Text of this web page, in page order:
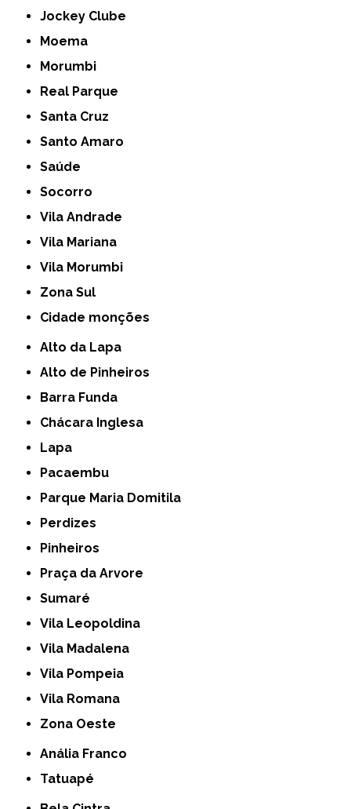
Jockey Clube
Moema
Morumbi
Real Parque
Santa Cruz
Santo Amaro
Saúde
Socorro
Vila Andrade
Vila Mariana
Vila Morumbi
Zona Sul
cidade monções
Alto da Lapa
Alto de Pinheiros
Barra Funda
Chácara Inglesa
Lapa
Pacaembu
Parque Maria Domitila
Perdizes
Pinheiros
Praça da Arvore
Sumaré
Vila Leopoldina
Vila Madalena
Vila Pompeia
Vila Romana
Zona Oeste
Anália Franco
Tatuapé